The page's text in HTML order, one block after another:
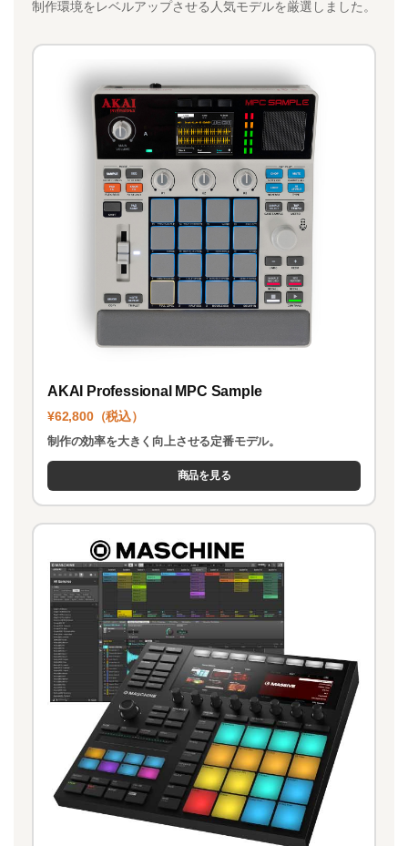
制作環境をレベルアップさせる人気モデルを厳選しました。
AKAI Professional MPC Sample
¥62,800（税込）
制作の効率を大きく向上させる定番モデル。
商品を見る